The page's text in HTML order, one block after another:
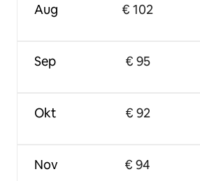
Aug
Sep
Okt
Nov
€ 102
€ 95
€ 92
€ 94